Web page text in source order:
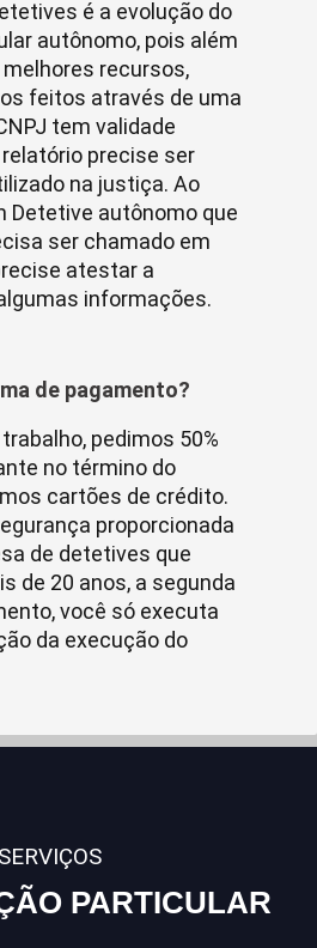
é a evolução do
autônomo, pois além
recursos,
feitos através de uma
tem validade
precise ser
na justiça. Ao
Detetive autônomo que
ser chamado em
atestar a
informações.
de pagamento?
pedimos 50%
no término do
cartões de crédito.
proporcionada
de detetives que
de 20 anos, a segunda
você só executa
da execução do
SERVIÇOS
PARTICULAR